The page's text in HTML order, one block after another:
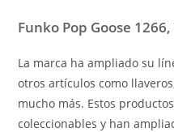
Funko Pop Goose
La marca ha ampliado su
otros artículos como
mucho más. Estos
coleccionables y han